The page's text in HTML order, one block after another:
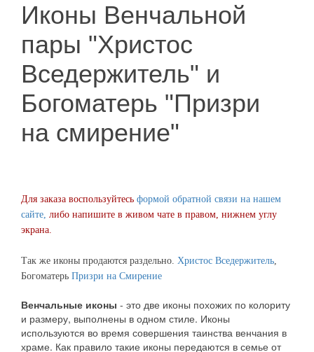
Иконы Венчальной
пары "Христос
Вседержитель" и
Богоматерь "Призри
на смирение"
Для заказа воспользуйтесь формой обратной связи на нашем
сайте, либо напишите в живом чате в правом, нижнем углу
экрана.
Так же иконы продаются раздельно. Христос Вседержитель,
Богоматерь Призри на Смирение
Венчальные иконы - это две иконы похожих по колориту
и размеру, выполнены в одном стиле. Иконы
используются во время совершения таинства венчания в
храме. Как правило такие иконы передаются в семье от